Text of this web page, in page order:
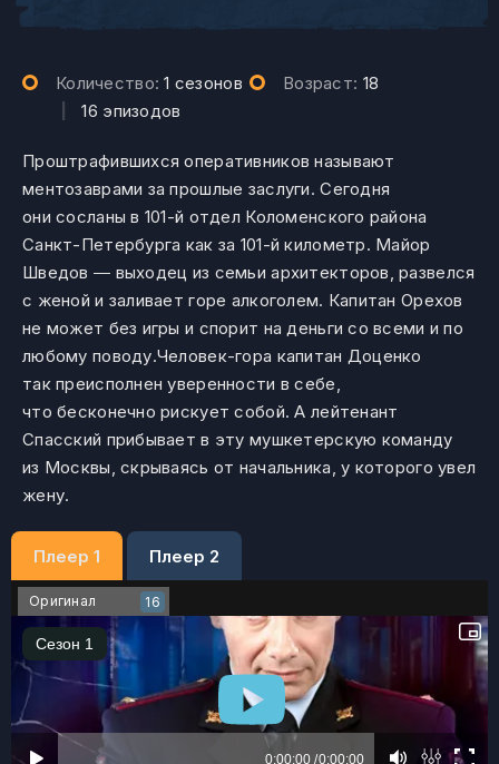
Количество:1 сезонов
|16 эпизодов
Возраст: 18
Проштрафившихся оперативников называют
ментозаврами за прошлые заслуги. Сегодня
они сосланы в 101-й отдел Коломенского района
Санкт-Петербурга как за 101-й километр. Майор
Шведов ― выходец из семьи архитекторов, развелся
с женой и заливает горе алкоголем. Капитан Орехов
не может без игры и спорит на деньги со всеми и по
любому поводу.Человек-гора капитан Доценко
так преисполнен уверенности в себе,
что бесконечно рискует собой. А лейтенант
Спасский прибывает в эту мушкетерскую команду
из Москвы, скрываясь от начальника, у которого увел
жену.
Плеер 1 Плеер 2
Оригинал 16